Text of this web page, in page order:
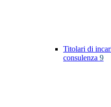
Titolari di
consulenza 9